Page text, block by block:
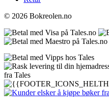
© 2026 Bokreolen.no